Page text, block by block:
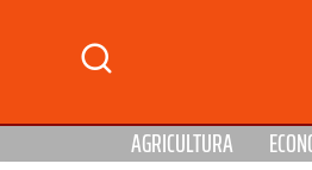
AGRICULTURA